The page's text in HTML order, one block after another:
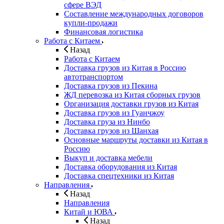
сфере ВЭД
Составление международных договоров
купли-продажи
Финансовая логистика
Работа с Китаем
Назад
Работа с Китаем
Доставка грузов из Китая в Россию
автотранспортом
Доставка грузов из Пекина
ЖД перевозка из Китая сборных грузов
Организация доставки грузов из Китая
Доставка грузов из Гуанчжоу
Доставка груза из Нинбо
Доставка грузов из Шанхая
Основные маршруты доставки из Китая в
Россию
Выкуп и доставка мебели
Доставка оборудования из Китая
Доставка спецтехники из Китая
Направления
Назад
Направления
Китай и ЮВА
Назад